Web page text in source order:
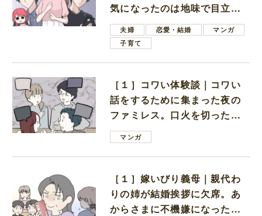
気になったのは地味で目立た
ない男子学生
夫婦 恋愛・結婚
マンガ
子育て
［１］コワい体験談｜コワい
話をするために集まった夜の
ファミレス。口火を切ったの
は電車好きの男の子ママ
マンガ
［１］嫁いびり義母｜親代わ
りの姉が結婚挨拶に欠席。あ
からさまに不機嫌になった義